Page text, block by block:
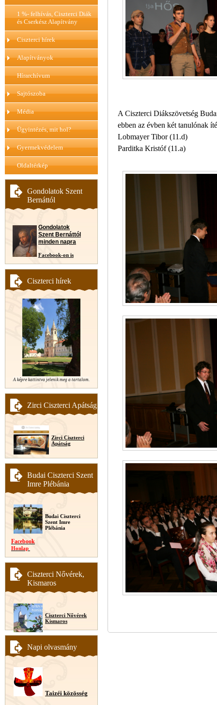
1 %- felhívás, Ciszterci Diák
és Cserkész Alapítvány
Ciszterci hírek
Alapítványok
Hírarchívum
Sajtószoba
Média
Ügyintézés, mit hol?
Gyermekvédelem
Oldaltérkép
Gondolatok Szent
Bernáttól
Gondolatok
Szent Bernáttól
minden napra
Facebook-on is
Ciszterci hírek
A képre kattintva jelenik meg a tartalom.
Zirci Ciszterci Apátság
Zirci Ciszterci
Apátság
Budai Ciszterci Szent
Imre Plébánia
Budai Ciszterci
Szent Imre
Plébánia
Facebook
Honlap
Ciszterci Nővérek,
Kismaros
Ciszterci Nővérek
Kismaros
Napi olvasmány
Taizéi közösség
A Ciszterci Diákszövetség
ebben az évben két tanulónak
Lobmayer Tibor (11.d)
Parditka Kristóf (11.a)